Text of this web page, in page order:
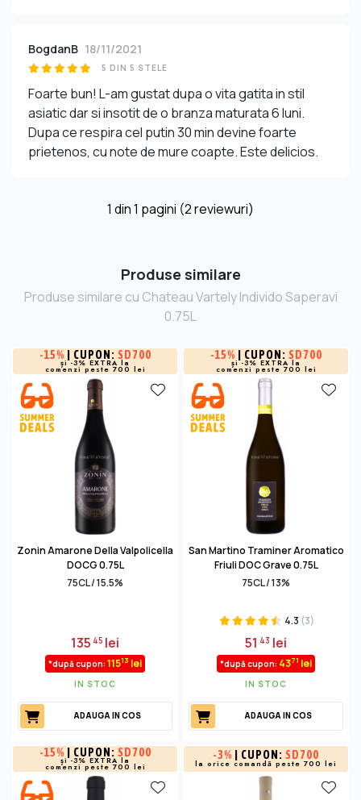
BogdanB 18/11/2021
5 DIN 5 STELE
Foarte bun! L-am gustat dupa o vita gatita in stil
asiatic dar si insotit de o branza maturata 6 luni.
Dupa ce respira cel putin 30 min devine foarte
prietenos, cu note de mure coapte. Este delicios.
1 din1 pagini (2 reviewuri)
Produse similare
Produse similare cu Chateau Vartely Individo Saperavi
0.75L
-15% | CUPON: SD700
și -3% EXTRA la
comenzi peste 700 lei
Zonin Amarone Della Valpolicella
DOCG 0.75L
75CL / 15.5%
135 45 lei
*după cupon: 11513 lei
IN STOC
ADAUGA IN COS
-15% | CUPON: SD700
și -3% EXTRA la
comenzi peste 700 lei
San Martino Traminer Aromatico
Friuli DOC Grave 0.75L
75CL / 13%
4.3 (3)
51 43 lei
*după cupon: 4371 lei
IN STOC
ADAUGA IN COS
-15% | CUPON: SD700
și -3% EXTRA la
comenzi peste 700 lei
-3% | CUPON: SD700
la orice comandă peste 700 lei